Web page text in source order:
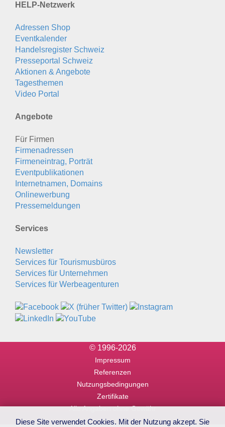
HELP-Netzwerk
Adressen Shop
Eventkalender
Handelsregister Schweiz
Presseportal Schweiz
Aktionen & Angebote
Tagesthemen
Video Portal
Angebote
Für Firmen
Firmenadressen
Firmeneintrag, Porträt
Eventpublikationen
Internetnamen, Domains
Onlinewerbung
Pressemeldungen
Services
Newsletter
Services für Tourismusbüros
Services für Unternehmen
Services für Werbeagenturen
© 1996-2026
Impressum
Referenzen
Nutzungsbedingungen
Zertifikate
Alle Angaben ohne Gewähr
Diese Site verwendet Cookies. Mit der Nutzung akzept. Sie